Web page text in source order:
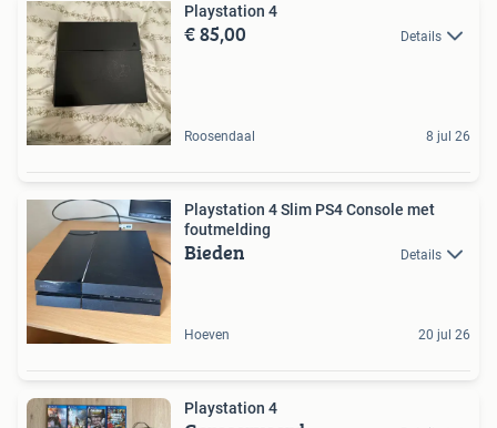
Playstation 4
€ 85,00 Details
Roosendaal 8 jul 26
Playstation 4 Slim PS4 Console met
foutmelding
Bieden Details
Hoeven 20 jul 26
Playstation 4